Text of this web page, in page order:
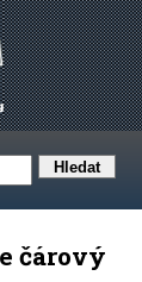
čárový